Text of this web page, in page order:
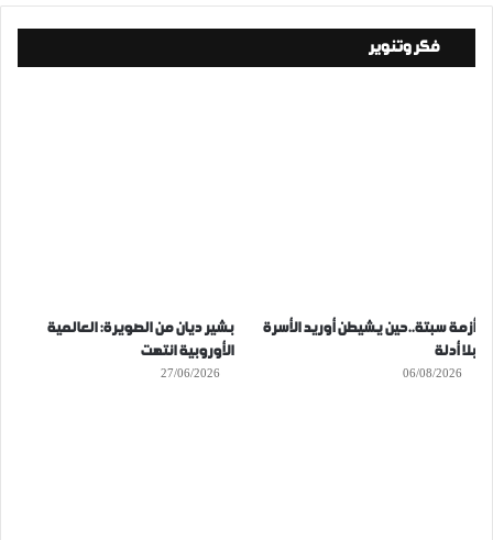
فكر وتنوير
أزمة سبتة..حين يشيطن أوريد الأسرة
بلا أدلة
06/08/2026
بشير ديان من الصويرة: العالمية
الأوروبية انتهت
27/06/2026